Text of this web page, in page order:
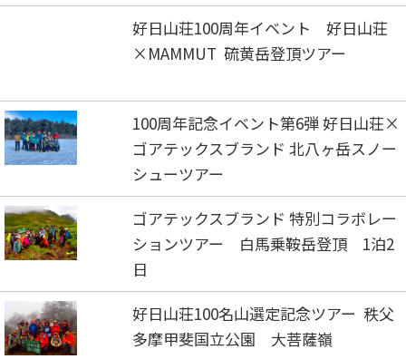
好日山荘100周年イベント 好日山荘
×MAMMUT 硫黄岳登頂ツアー
100周年記念イベント第6弾 好日山荘×
ゴアテックスブランド 北八ヶ岳スノー
シューツアー
ゴアテックスブランド 特別コラボレー
ションツアー 白馬乗鞍岳登頂 1泊2
日
好日山荘100名山選定記念ツアー 秩父
多摩甲斐国立公園 大菩薩嶺